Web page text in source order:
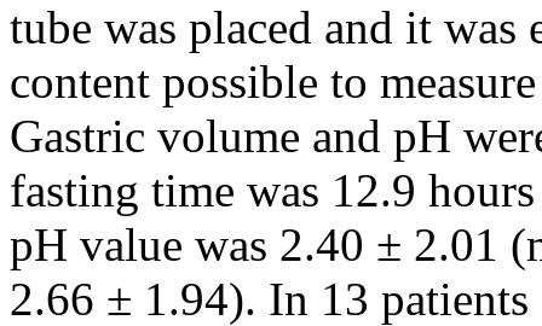
tube was placed and it
content possible to
Gastric volume and pH
fasting time was 12.9
pH value was 2.40 ± 2.01
2.66 ± 1.94). In 13